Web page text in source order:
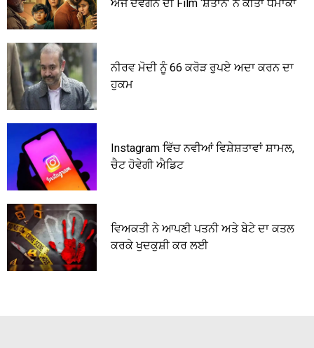
ਅਜੇ ਦੇਵਗਨ ਦੀ Film ‘ਸ਼ੈਤਾਨ’ ਨੇ ਕੀਤਾ ਧਮਾਕਾ
ਨੀਰਵ ਮੋਦੀ ਨੂੰ 66 ਕਰੋੜ ਰੁਪਏ ਅਦਾ ਕਰਨ ਦਾ
ਹੁਕਮ
Instagram ਵਿੱਚ ਨਵੀਆਂ ਵਿਸ਼ੇਸ਼ਤਾਵਾਂ ਸ਼ਾਮਲ,
ਚੈਟ ਹੋਵੇਗੀ ਐਡਿਟ
ਵਿਅਕਤੀ ਨੇ ਆਪਣੀ ਪਤਨੀ ਅਤੇ ਬੇਟੇ ਦਾ ਕਤਲ
ਕਰਕੇ ਖੁਦਕੁਸ਼ੀ ਕਰ ਲਈ